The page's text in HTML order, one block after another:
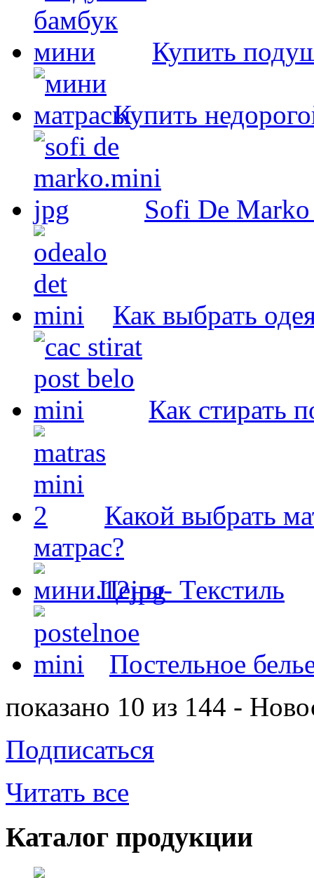
Купить
Купить
Sofi De
Как выбрать
Как стирать
Какой выбрать
матрас?
Цены- Текстиль
Постельное
показано 10 из 144 -
Подписаться
Читать все
Каталог продукции